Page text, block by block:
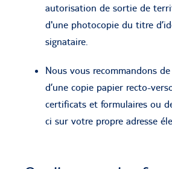
autorisation de sortie de
d'une photocopie du titre
signataire.
Nous vous recommandons
d’une copie papier recto-
certificats et formulaires ou
ci sur votre propre adresse